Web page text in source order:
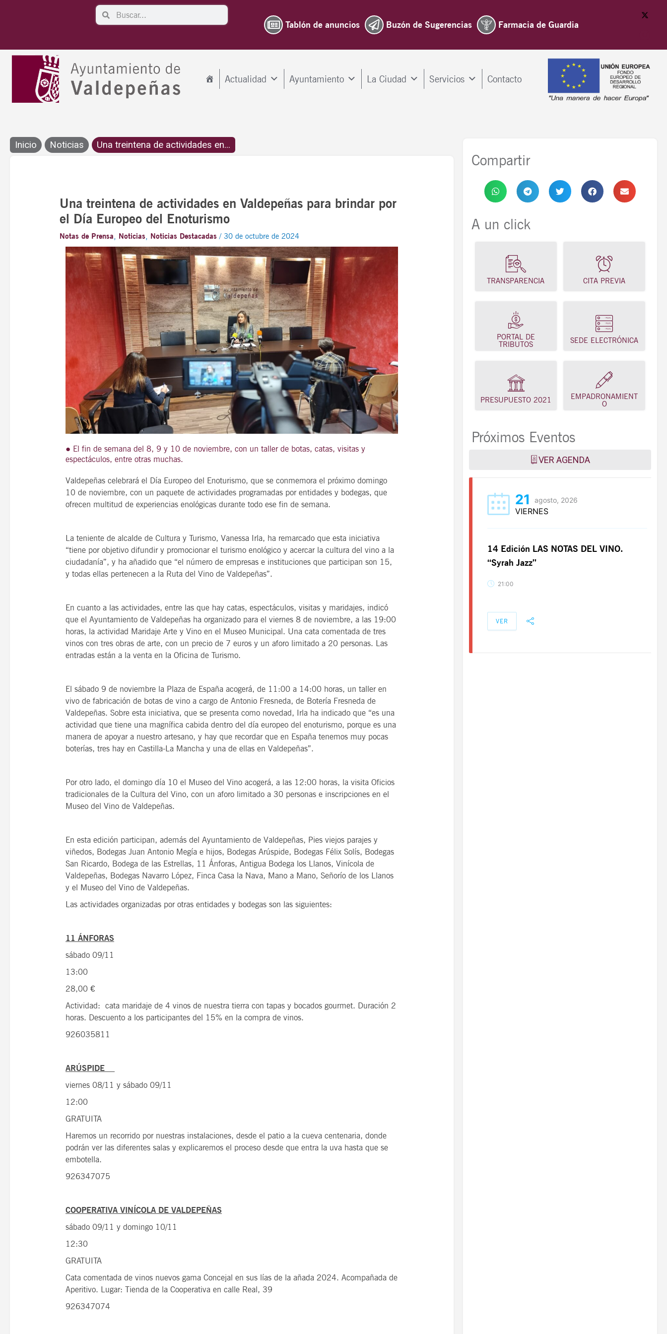
SearchSearch
Tablón de anuncios Buzón de Sugerencias Farmacia de Guardia
Actualidad Ayuntamiento La Ciudad Servicios Contacto
Inicio Noticias Una treintena de actividades en...
Una treintena de actividades en Valdepeñas para brindar por
el Día Europeo del Enoturismo
Notas de Prensa, Noticias, Noticias Destacadas /30 de octubre de 2024
● El fin de semana del 8, 9 y 10 de noviembre, con un taller de botas, catas, visitas y
espectáculos, entre otras muchas.
Valdepeñas celebrará el Día Europeo del Enoturismo, que se conmemora el próximo domingo
10 de noviembre, con un paquete de actividades programadas por entidades y bodegas, que
ofrecen multitud de experiencias enológicas durante todo ese fin de semana.
La teniente de alcalde de Cultura y Turismo, Vanessa Irla, ha remarcado que esta iniciativa
“tiene por objetivo difundir y promocionar el turismo enológico y acercar la cultura del vino a la
ciudadanía”, y ha añadido que “el número de empresas e instituciones que participan son 15,
y todas ellas pertenecen a la Ruta del Vino de Valdepeñas”.
En cuanto a las actividades, entre las que hay catas, espectáculos, visitas y maridajes, indicó
que el Ayuntamiento de Valdepeñas ha organizado para el viernes 8 de noviembre, a las 19:00
horas, la actividad Maridaje Arte y Vino en el Museo Municipal. Una cata comentada de tres
vinos con tres obras de arte, con un precio de 7 euros y un aforo limitado a 20 personas. Las
entradas están a la venta en la Oficina de Turismo.
El sábado 9 de noviembre la Plaza de España acogerá, de 11:00 a 14:00 horas, un taller en
vivo de fabricación de botas de vino a cargo de Antonio Fresneda, de Botería Fresneda de
Valdepeñas. Sobre esta iniciativa, que se presenta como novedad, Irla ha indicado que “es una
actividad que tiene una magnífica cabida dentro del día europeo del enoturismo, porque es una
manera de apoyar a nuestro artesano, y hay que recordar que en España tenemos muy pocas
boterías, tres hay en Castilla-La Mancha y una de ellas en Valdepeñas”.
Por otro lado, el domingo día 10 el Museo del Vino acogerá, a las 12:00 horas, la visita Oficios
tradicionales de la Cultura del Vino, con un aforo limitado a 30 personas e inscripciones en el
Museo del Vino de Valdepeñas.
En esta edición participan, además del Ayuntamiento de Valdepeñas, Pies viejos parajes y
viñedos, Bodegas Juan Antonio Megía e hijos, Bodegas Arúspide, Bodegas Félix Solís, Bodegas
San Ricardo, Bodega de las Estrellas, 11 Ánforas, Antigua Bodega los Llanos, Vinícola de
Valdepeñas, Bodegas Navarro López, Finca Casa la Nava, Mano a Mano, Señorío de los Llanos
y el Museo del Vino de Valdepeñas.
Las actividades organizadas por otras entidades y bodegas son las siguientes:
11 ÁNFORAS
sábado 09/11
13:00
28,00 €
Actividad: cata maridaje de 4 vinos de nuestra tierra con tapas y bocados gourmet. Duración 2
horas. Descuento a los participantes del 15% en la compra de vinos.
926035811
ARÚSPIDE
viernes 08/11 y sábado 09/11
12:00
GRATUITA
Haremos un recorrido por nuestras instalaciones, desde el patio a la cueva centenaria, donde
podrán ver las diferentes salas y explicaremos el proceso desde que entra la uva hasta que se
embotella.
926347075
COOPERATIVA VINÍCOLA DE VALDEPEÑAS
sábado 09/11 y domingo 10/11
12:30
GRATUITA
Cata comentada de vinos nuevos gama Concejal en sus lías de la añada 2024. Acompañada de
Aperitivo. Lugar: Tienda de la Cooperativa en calle Real, 39
926347074
Compartir
A un click
TRANSPARENCIA CITA PREVIA
PORTAL DE
TRIBUTOS
SEDE ELECTRÓNICA
PRESUPUESTO 2021
EMPADRONAMIENT
O
Próximos Eventos
VER AGENDA
21 agosto, 2026
14 Edición LAS NOTAS DEL VINO.
“Syrah Jazz”
VER
21
14 Edición LAS NOTAS DEL VINO.
“Syrah Jazz”
VER
21 agosto, 2026
VIERNES
14 Edición LAS NOTAS DEL VINO.
“Syrah Jazz”
21:00
VER